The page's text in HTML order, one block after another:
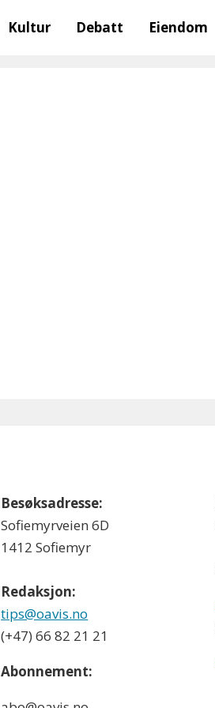
Kultur Debatt Eiendom
Besøksadresse:
Sofiemyrveien 6D
1412 Sofiemyr
Redaksjon:
tips@oavis.no
(+47) 66 82 21 21
Abonnement: